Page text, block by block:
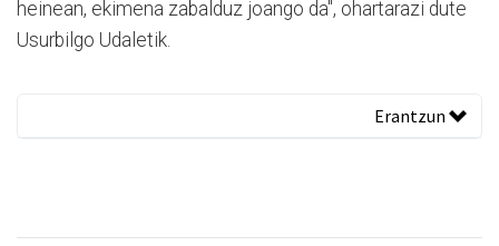
heinean, ekimena zabalduz joango da", ohartarazi dute
Usurbilgo Udaletik.
Erantzun